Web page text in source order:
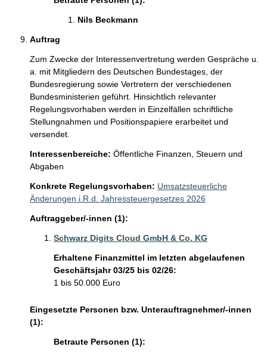
Nils Beckmann
Auftrag
Zum Zwecke der Interessenvertretung werden Gespräche u.
a. mit Mitgliedern des Deutschen Bundestages, der
Bundesregierung sowie Vertretern der verschiedenen
Bundesministerien geführt. Hinsichtlich relevanter
Regelungsvorhaben werden in Einzelfällen schriftliche
Stellungnahmen und Positionspapiere erarbeitet und
versendet.
Interessenbereiche: Öffentliche Finanzen, Steuern und
Abgaben
Konkrete Regelungsvorhaben: Umsatzsteuerliche
Änderungen i.R.d. Jahressteuergesetzes 2026
Auftraggeber/-innen (1):
Schwarz Digits Cloud GmbH & Co. KG
Erhaltene Finanzmittel im letzten abgelaufenen
Geschäftsjahr 03/25 bis 02/26:
1 bis 50.000 Euro
Eingesetzte Personen bzw. Unterauftragnehmer/-innen
(1):
Betraute Personen (1):